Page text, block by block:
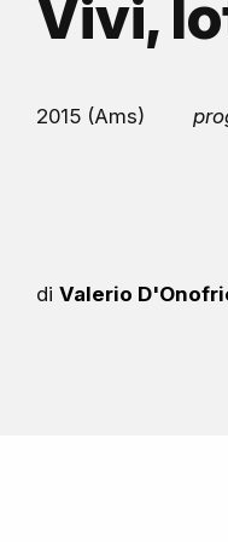
Vivi,
2015 (Ams)
diValerio